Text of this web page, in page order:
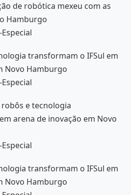
de robótica mexeu com as
Hamburgo
transformam o IFSul em
Novo Hamburgo
e tecnologia
arena de inovação em Novo
transformam o IFSul em
Novo Hamburgo